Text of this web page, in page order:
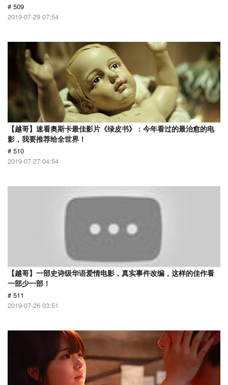
# 509
2019-07-29 07:54
【越哥】速看奥斯卡最佳影片《绿皮书》：今年看过的最治愈的电
影，我要推荐给全世界！
# 510
2019-07-27 04:54
【越哥】一部史诗级华语爱情电影，真实事件改编，这样的佳作看
一部少一部！
# 511
2019-07-26 03:51